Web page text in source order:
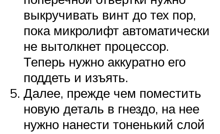
выкручивать винт до тех пор,
пока микролифт автоматически
не вытолкнет процессор.
Теперь нужно аккуратно его
поддеть и изъять.
Далее, прежде чем поместить
новую деталь в гнездо, на нее
нужно нанести тоненький слой